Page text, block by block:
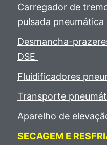
Carregador de
pulsada pneumática
Desmancha-
DSE
Fluidificadores
Transporte
Aparelho de
SECAGEM E